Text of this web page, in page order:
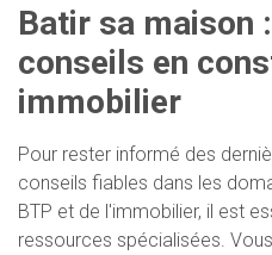
Batir sa maison
conseils en
immobilier
Pour rester informé des
conseils fiables dans les
BTP et de l'immobilier, il est
ressources spécialisées.